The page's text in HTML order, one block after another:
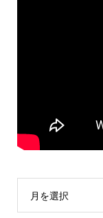
月を選択